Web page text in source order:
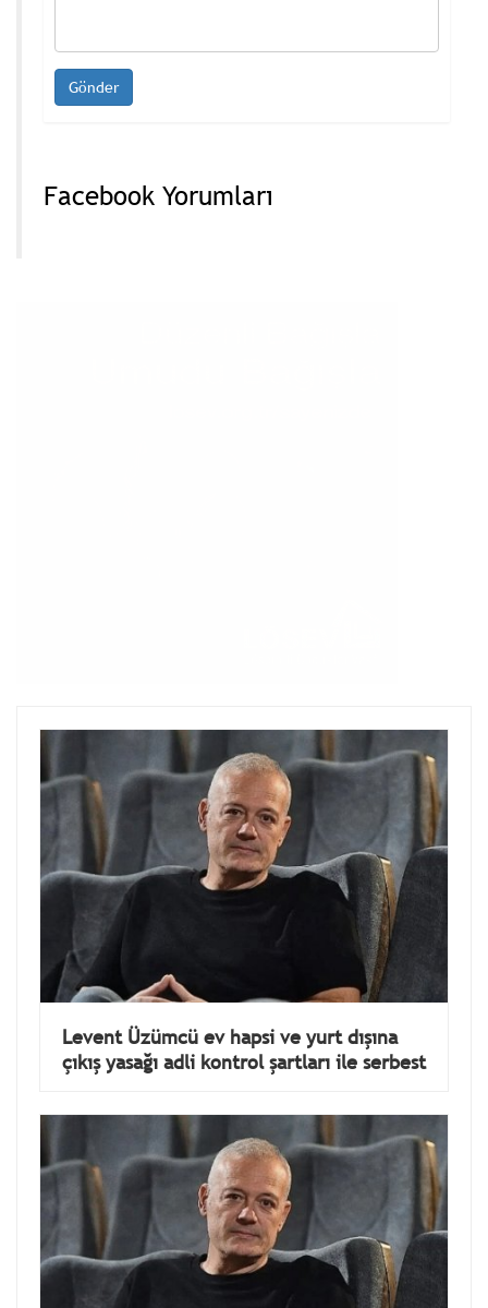
Facebook Yorumları
Levent Üzümcü ev hapsi ve yurt dışına